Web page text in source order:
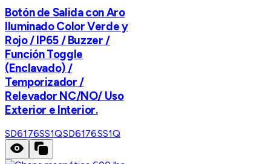
Botón de Salida con Aro
Iluminado Color Verde y
Rojo / IP65 / Buzzer /
Función Toggle
(Enclavado) /
Temporizador /
Relevador NC/NO/ Uso
Exterior e Interior.
SD6176SS1QSD6176SS1Q